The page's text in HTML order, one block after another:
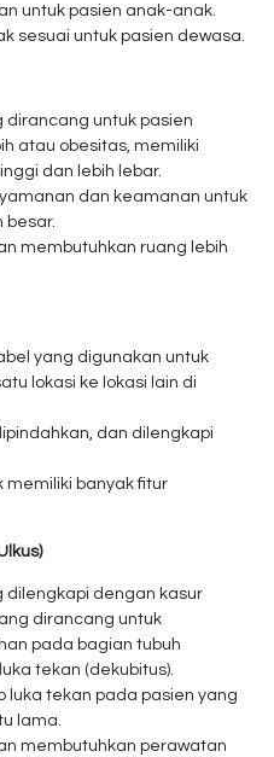
untuk pasien anak-anak.
sesuai untuk pasien dewasa.
dirancang untuk pasien
atau obesitas, memiliki
dan lebih lebar.
dan keamanan untuk
besar.
membutuhkan ruang lebih
yang digunakan untuk
lokasi ke lokasi lain di
dan dilengkapi
memiliki banyak fitur
dilengkapi dengan kasur
dirancang untuk
pada bagian tubuh
tekan (dekubitus).
luka tekan pada pasien yang
lama.
membutuhkan perawatan